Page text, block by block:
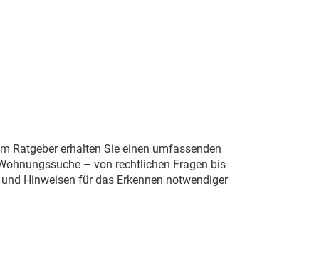
Ratgeber erhalten Sie einen umfassenden
– von rechtlichen Fragen bis
Hinweisen für das Erkennen notwendiger